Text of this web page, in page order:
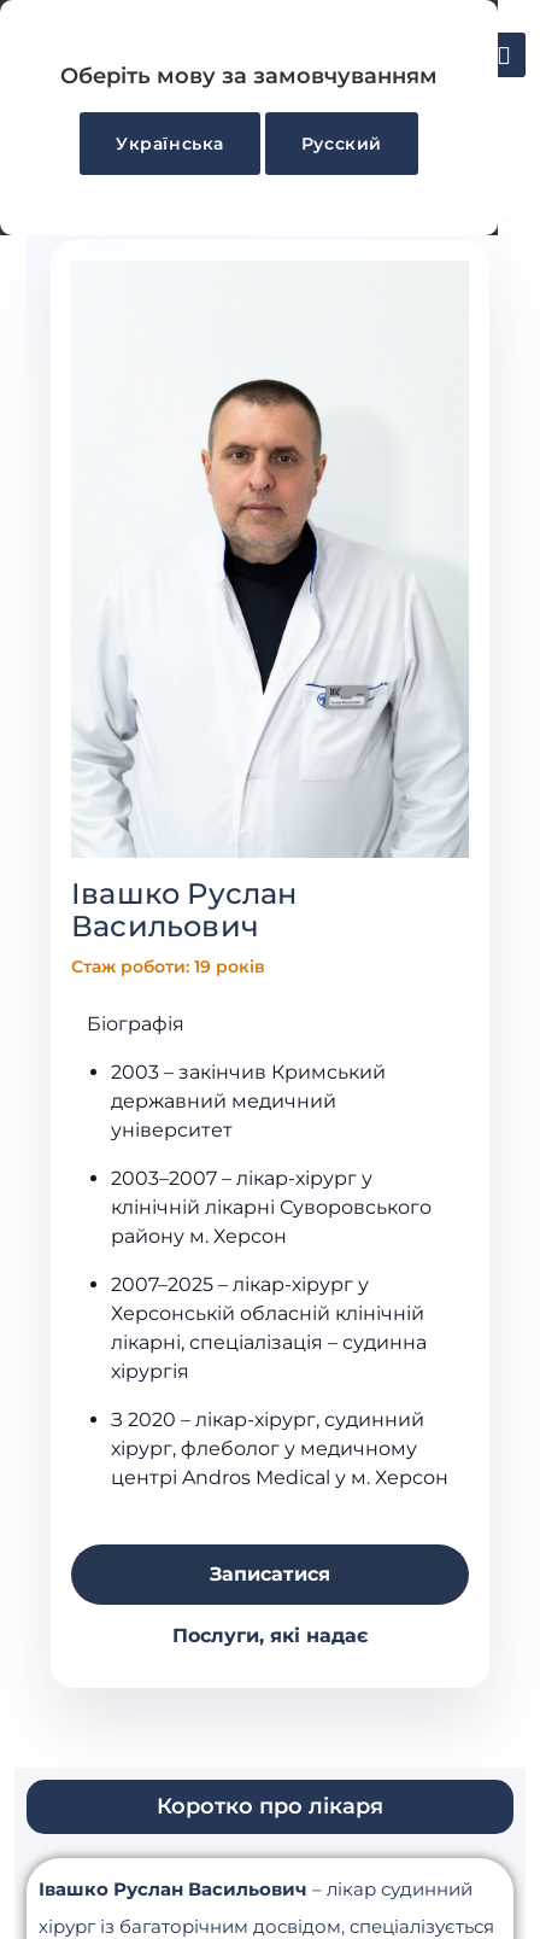
Оберіть мову за замовчуванням
Українська Русский
Івашко Руслан Васильович
Івашко Руслан
Васильович
Стаж роботи: 19 років
Біографія
2003 – закінчив Кримський
державний медичний
університет
2003–2007 – лікар-хірург у
клінічній лікарні Суворовського
району м. Херсон
2007–2025 – лікар-хірург у
Херсонській обласній клінічній
лікарні, спеціалізація – судинна
хірургія
З 2020 – лікар-хірург, судинний
хірург, флеболог у медичному
центрі Andros Medical у м. Херсон
Записатися
Послуги, які надає
Коротко про лікаря
Івашко Руслан Васильович – лікар судинний
хірург із багаторічним досвідом, спеціалізується